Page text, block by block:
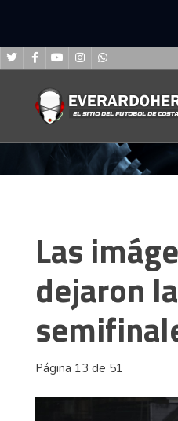
Las
dejaron
Página 13 de 51